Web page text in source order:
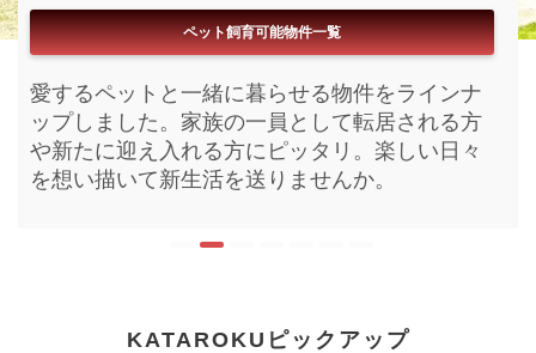
フリーレント付き物件一覧
お家賃無料期間が付いている物件をラインナッ
プしました。初期費用を減らし新しい家具家電
を揃えるのもお引越しの醍醐味。この機会にい
かがでしょうか。
ペット飼育可能物件一覧
愛するペットと一緒に暮らせる物件をラインナ
ップしました。家族の一員として転居される方
や新たに迎え入れる方にピッタリ。楽しい日々
を想い描いて新生活を送りませんか。
リアルタイム更新一覧
今まさに募集開始となった物件をラインナップ
しました。鮮度の良い活きた情報がここにはあ
ります。皆さまのお部屋探しにお役立て下さ
い。
閲覧数ランキング一覧
今KATAROKU内で注目されいてる物件を閲覧数
順にラインナップしました。人気の物件は時期
を問わずお申込みまで早くなりがちです。お好
みに合う物件の確保にご活用下さい。
パノラマ360°内見一覧
まるで内見をしているようなパノラマ搭載物件
をラインナップしました。現地内見前にイメー
ジを膨らませ現地でイメージをかためる。より
効率的なお部屋探しとなるような空間をお届け
駅近物件一覧
最寄り駅からサクッと帰宅が出来る物件をライ
ンナップしました。目まぐるしく進む毎日に少
しでも早い休息を。おうち時間を充実させてみ
ませんか。
ブランドマンション一覧
ブランド化された高級賃貸をラインナップしま
した。快適な新生活を送る為の設備や充実のル
ームプランからお選びいただけます。素敵な
日々は素敵な新居から始まります。
KATAROKUピックアップ